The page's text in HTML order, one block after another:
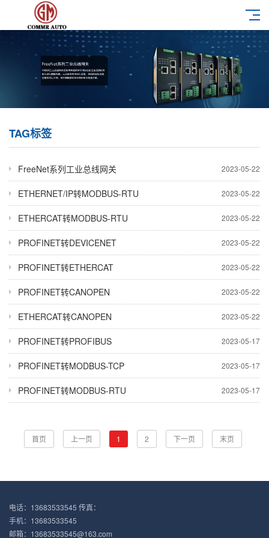
TAG标签
2023-05-22
FreeNet系列工业总线网关
2023-05-22
ETHERNET/IP转MODBUS-RTU
2023-05-22
ETHERCAT转MODBUS-RTU
2023-05-22
PROFINET转DEVICENET
2023-05-22
PROFINET转ETHERCAT
2023-05-22
PROFINET转CANOPEN
2023-05-22
ETHERCAT转CANOPEN
2023-05-17
PROFINET转PROFIBUS
2023-05-17
PROFINET转MODBUS-TCP
2023-05-17
PROFINET转MODBUS-RTU
首页 上一页 1 2 下一页 末页
电话：13683533545 传真：
手机：13683533545
邮箱：13683533545@163.com